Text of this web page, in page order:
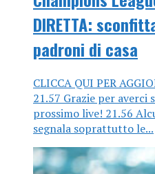
DIRETTA:
padroni di casa
CLICCA QUI PER
21.57 Grazie per
prossimo live! 21.56
segnala soprattutto le...